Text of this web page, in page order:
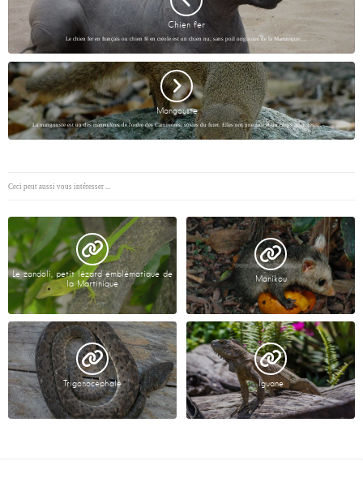
Chien fer
Le chien fer en français ou chien fè en créole est un chien nu, sans poil originaire de la Martinique.…
Mangouste
La mangouste est un des mammifères de l'ordre des Carnivores, sosies du furet. Elles ont une face et un corps allongés,…
Ceci peut aussi vous intéresser ...
Le zandoli, petit lézard emblématique de
la Martinique
Manikou
Trigonocéphale Iguane